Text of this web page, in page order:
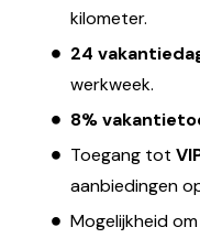
kilometer.
24
werkweek.
8%
Toegang tot
aanbiedingen
Mogelijkheid